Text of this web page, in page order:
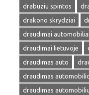
drabuziu spintos
drakono skrydziai
draudimai
draudimai lietuvoje
draudimas auto
draudimas
draudimas